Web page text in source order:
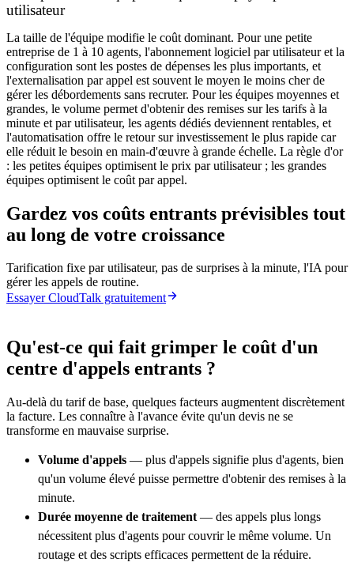
utilisateur
La taille de l'équipe modifie le coût dominant. Pour une petite
entreprise de 1 à 10 agents, l'abonnement logiciel par utilisateur et la
configuration sont les postes de dépenses les plus importants, et
l'externalisation par appel est souvent le moyen le moins cher de
gérer les débordements sans recruter. Pour les équipes moyennes et
grandes, le volume permet d'obtenir des remises sur les tarifs à la
minute et par utilisateur, les agents dédiés deviennent rentables, et
l'automatisation offre le retour sur investissement le plus rapide car
elle réduit le besoin en main-d'œuvre à grande échelle. La règle d'or
: les petites équipes optimisent le prix par utilisateur ; les grandes
équipes optimisent le coût par appel.
Gardez vos coûts entrants prévisibles tout
au long de votre croissance
Tarification fixe par utilisateur, pas de surprises à la minute, l'IA pour
gérer les appels de routine.
Essayer CloudTalk gratuitement
Qu'est-ce qui fait grimper le coût d'un
centre d'appels entrants ?
Au-delà du tarif de base, quelques facteurs augmentent discrètement
la facture. Les connaître à l'avance évite qu'un devis ne se
transforme en mauvaise surprise.
Volume d'appels — plus d'appels signifie plus d'agents, bien
qu'un volume élevé puisse permettre d'obtenir des remises à la
minute.
Durée moyenne de traitement— des appels plus longs
nécessitent plus d'agents pour couvrir le même volume. Un
routage et des scripts efficaces permettent de la réduire.